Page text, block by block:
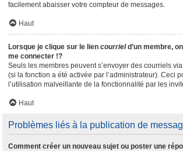
facilement abaisser votre compteur de messages.
Haut
Lorsque je clique sur le lien courrield’un membre,
me connecter !?
Seuls les membres peuvent s’envoyer des courriels
(si la fonction a été activée par l’administrateur). Ceci
l’utilisation malveillante de la fonctionnalité par les
Haut
Problèmes liés à la publication de
Comment créer un nouveau sujet ou poster une